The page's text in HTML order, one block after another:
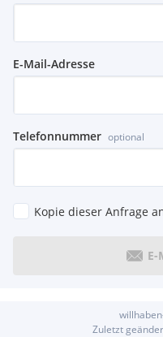
E-Mail-Adresse
Telefonnummer optional
Kopie dieser Anfrage
E-
Zuletzt